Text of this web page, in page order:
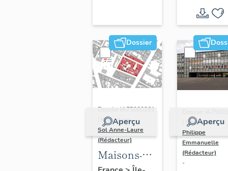
Dossier
Aperçu
Dossier IA75000261
| Réalisé par
Sol Anne-Laure
(Rédacteur)
Maisons-
Aperçu
| Réalisé par
Philippe
Emmanuelle
(Rédacteur)
-